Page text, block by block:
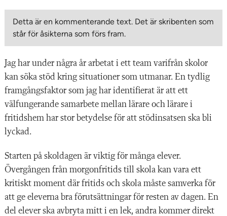
Detta är en kommenterande text. Det är skribenten som
står för åsikterna som förs fram.
ag har under några år arbetat i ett team varifrån skolor
kan söka stöd kring situationer som utmanar. En tydlig
framgångsfaktor som jag har identifierat är att ett
välfungerande samarbete mellan lärare och lärare i
fritidshem har stor betydelse för att stödinsatsen ska bli
lyckad.
Starten på skoldagen är viktig för många elever.
Övergången från morgonfritids till skola kan vara ett
kritiskt moment där fritids och skola måste samverka för
att ge eleverna bra förutsättningar för resten av dagen. En
del elever ska avbryta mitt i en lek, andra kommer direkt